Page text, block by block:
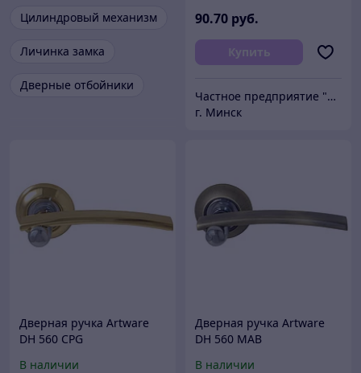
Цилиндровый механизм
Личинка замка
Дверные отбойники
90.70 руб.
Купить
Частное предприятие "Сибалок"
г. Минск
Дверная ручка Artware
DH 560 CPG
В наличии
Дверная ручка Artware
DH 560 MAB
В наличии